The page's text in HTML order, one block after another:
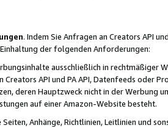
. Indem Sie Anfragen an Creators API
der folgenden Anforderungen:
ausschließlich in rechtmäßiger
Creators API und PA API, Datenfeeds oder
deren Hauptzweck nicht in der Werbung
auf einer Amazon-Website besteht.
Seiten, Anhänge, Richtlinien, Leitlinien und